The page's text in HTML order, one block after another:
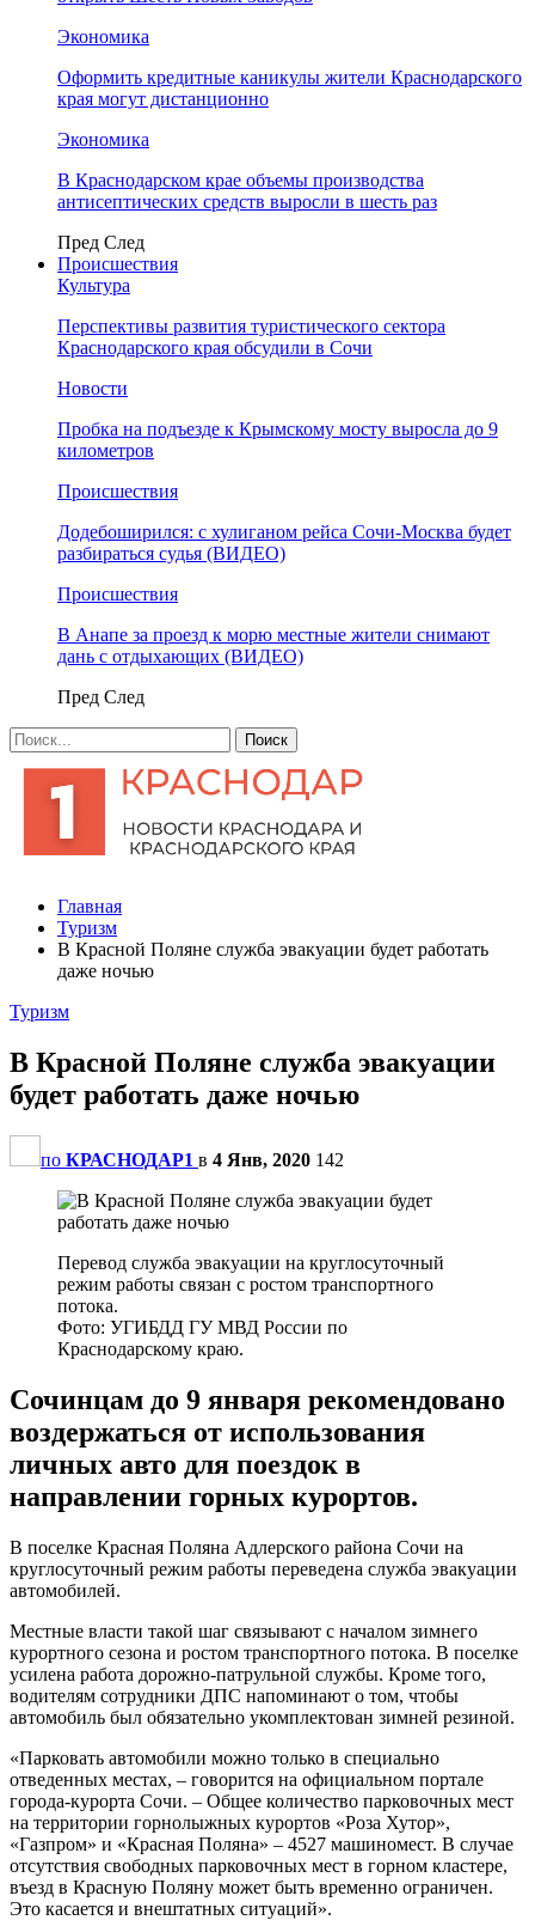
Экономика
Оформить кредитные каникулы жители Краснодарского
края могут дистанционно
Экономика
В Краснодарском крае объемы производства
антисептических средств выросли в шесть раз
Пред След
Происшествия
Культура
Перспективы развития туристического сектора
Краснодарского края обсудили в Сочи
Новости
Пробка на подъезде к Крымскому мосту выросла до 9
километров
Происшествия
Додебоширился: с хулиганом рейса Сочи-Москва будет
разбираться судья (ВИДЕО)
Происшествия
В Анапе за проезд к морю местные жители снимают
дань с отдыхающих (ВИДЕО)
Пред След
Главная
Туризм
В Красной Поляне служба эвакуации будет работать
даже ночью
Туризм
В Красной Поляне служба эвакуации
будет работать даже ночью
по КРАСНОДАР1 в 4 Янв, 2020 142
Перевод служба эвакуации на круглосуточный
режим работы связан с ростом транспортного
потока.
Фото: УГИБДД ГУ МВД России по
Краснодарскому краю.
Сочинцам до 9 января рекомендовано
воздержаться от использования
личных авто для поездок в
направлении горных курортов.
В поселке Красная Поляна Адлерского района Сочи на
круглосуточный режим работы переведена служба эвакуации
автомобилей.
Местные власти такой шаг связывают с началом зимнего
курортного сезона и ростом транспортного потока. В поселке
усилена работа дорожно-патрульной службы. Кроме того,
водителям сотрудники ДПС напоминают о том, чтобы
автомобиль был обязательно укомплектован зимней резиной.
«Парковать автомобили можно только в специально
отведенных местах, – говорится на официальном портале
города-курорта Сочи. – Общее количество парковочных мест
на территории горнолыжных курортов «Роза Хутор»,
«Газпром» и «Красная Поляна» – 4527 машиномест. В случае
отсутствия свободных парковочных мест в горном кластере,
въезд в Красную Поляну может быть временно ограничен.
Это касается и внештатных ситуаций».